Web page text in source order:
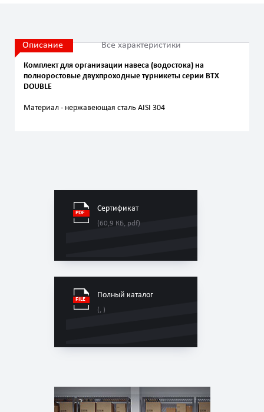
Сертификат
(60,9 КБ, pdf)
Полный каталог
(, )
Описание Все характеристики
Комплект для организации навеса (водостока) на
полноростовые двухпроходные турникеты серии BTX
DOUBLE
Материал - нержавеющая сталь AISI 304